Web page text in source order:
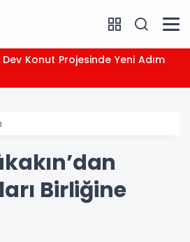
Konut Projesinde Yeni Adım
Birliğine